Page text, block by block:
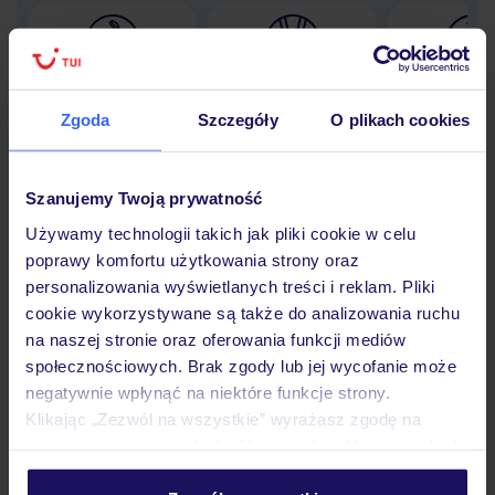
Zgoda Szczegóły O plikach cookies
Szanujemy Twoją prywatność
Używamy technologii takich jak pliki cookie w celu
poprawy komfortu użytkowania strony oraz
personalizowania wyświetlanych treści i reklam. Pliki
cookie wykorzystywane są także do analizowania ruchu
na naszej stronie oraz oferowania funkcji mediów
społecznościowych. Brak zgody lub jej wycofanie może
negatywnie wpłynąć na niektóre funkcje strony.
Klikając „Zezwól na wszystkie” wyrażasz zgodę na
personalizować swój wybór wchodząc w zakładkę
podróży w Polsce
Hotel
Pokoje
Wyżywienie